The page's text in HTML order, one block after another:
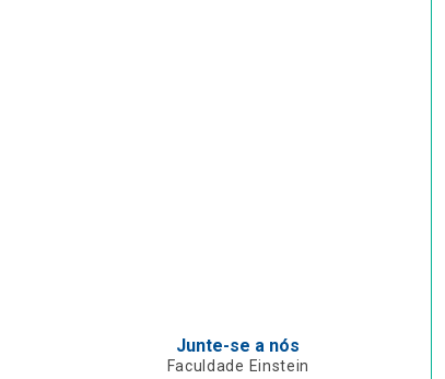
Junte-se a nós
Faculdade Einstein